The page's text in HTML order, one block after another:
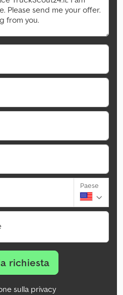
Paese
richiesta
sulla privacy